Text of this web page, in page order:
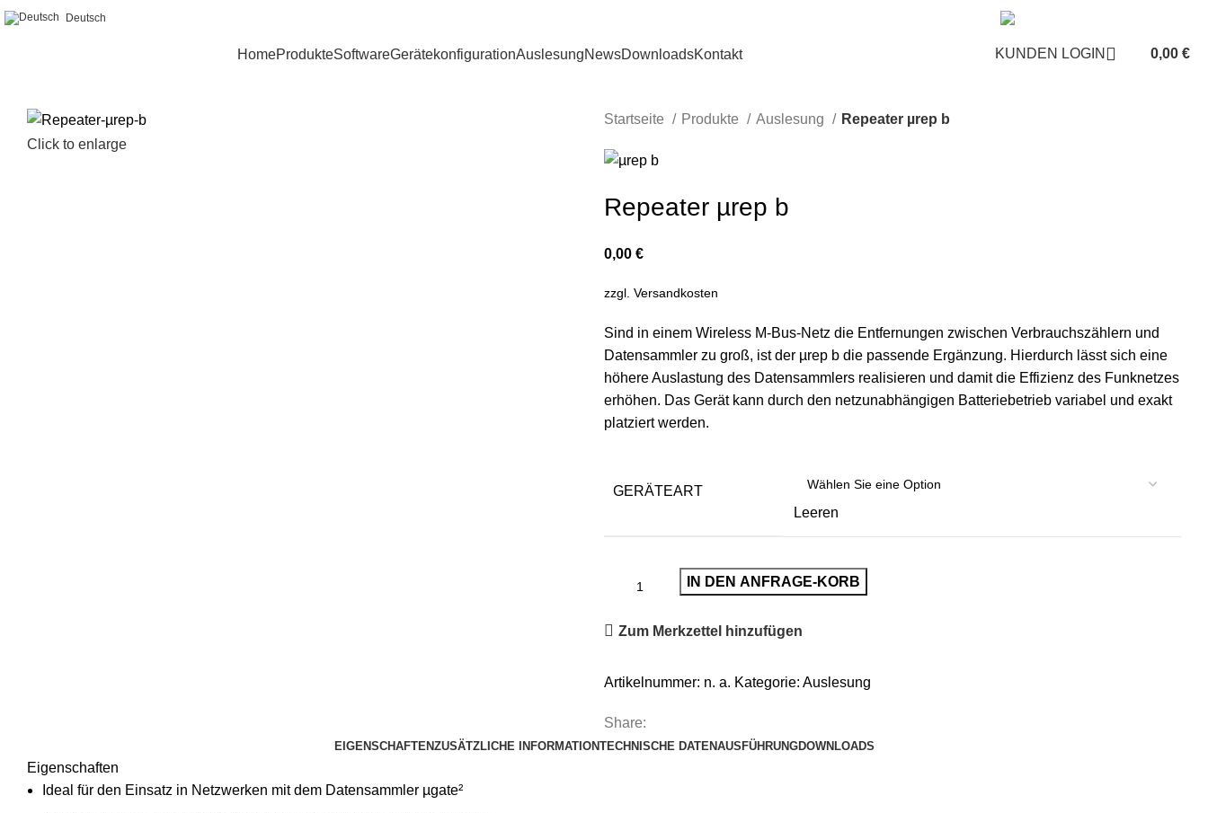
Deutsch
HomeProdukteSoftwareGerätekonfigurationAuslesungNewsDownloadsKontakt KUNDEN LOGIN 0,00 €
Click to enlarge
Startseite Produkte Auslesung Repeater µrep b
Repeater µrep b
0,00 €
zzgl. Versandkosten
Sind in einem Wireless M-Bus-Netz die Entfernungen zwischen Verbrauchszählern und
Datensammler zu groß, ist der µrep b die passende Ergänzung. Hierdurch lässt sich eine
höhere Auslastung des Datensammlers realisieren und damit die Effizienz des Funknetzes
erhöhen. Das Gerät kann durch den netzunabhängigen Batteriebetrieb variabel und exakt
platziert werden.
GERÄTEART
Leeren
IN DEN ANFRAGE-KORB
Zum Merkzettel hinzufügen
Artikelnummer: n. a. Kategorie: Auslesung
Share:
EIGENSCHAFTENZUSÄTZLICHE INFORMATIONTECHNISCHE DATENAUSFÜHRUNGDOWNLOADS
Eigenschaften
Ideal für den Einsatz in Netzwerken mit dem Datensammler µgate²